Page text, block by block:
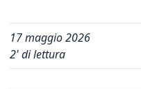
17 maggio 2026
2' di lettura